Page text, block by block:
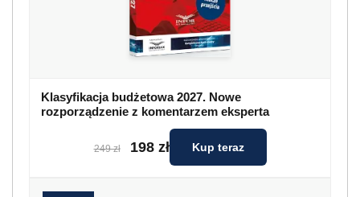
Klasyfikacja budżetowa 2027. Nowe
rozporządzenie z komentarzem eksperta
249 zł 198 zł Kup teraz